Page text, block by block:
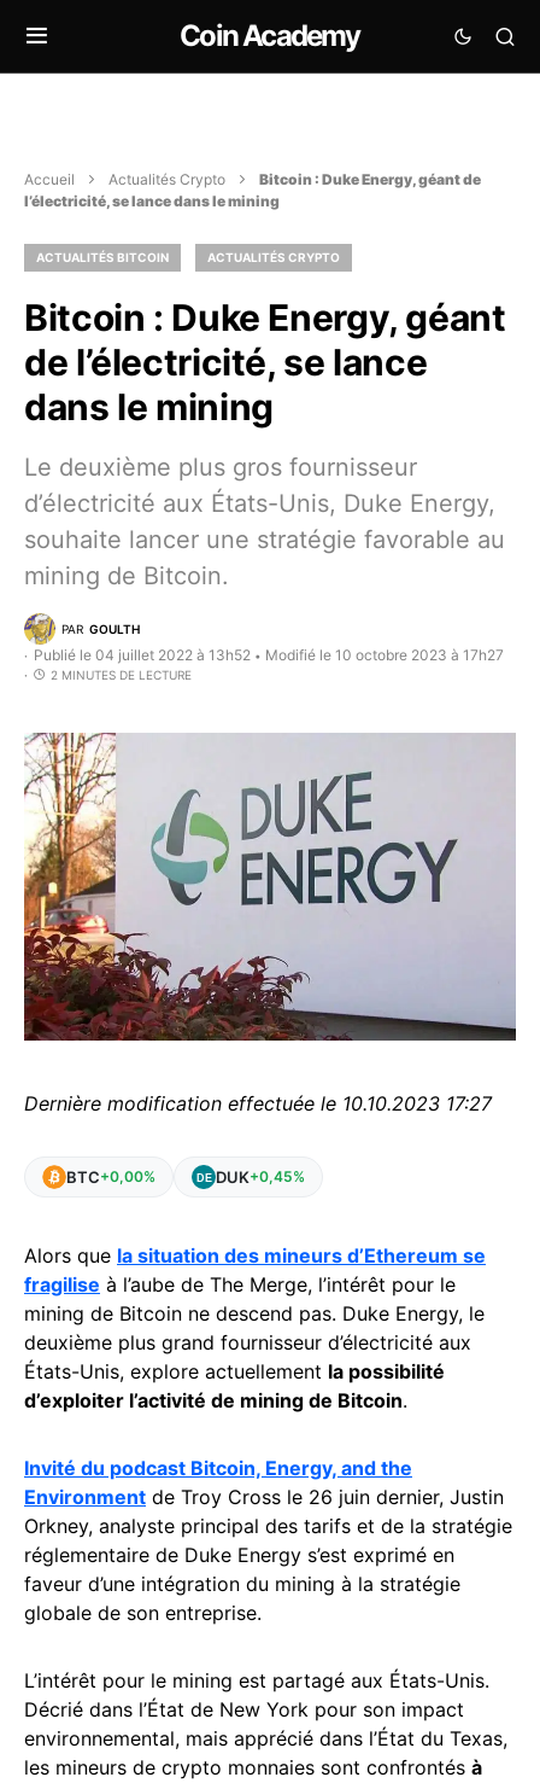
Coin Academy
Accueil Actualités Crypto
Bitcoin : Duke Energy, géant de
l’électricité, se lance dans le mining
ACTUALITÉS BITCOIN ACTUALITÉS CRYPTO
Bitcoin : Duke Energy, géant
de l’électricité, se lance
dans le mining
Le deuxième plus gros fournisseur
d’électricité aux États-Unis, Duke Energy,
souhaite lancer une stratégie favorable au
mining de Bitcoin.
PAR GOULTH
Publié le 04 juillet 2022 à 13h52 • Modifié le 10 octobre 2023 à 17h27
2 MINUTES DE LECTURE
Dernière modification effectuée le 10.10.2023 17:27
BTC+0,00% DUK+0,45%
Alors que la situation des mineurs d’Ethereum se
fragilise à l’aube de The Merge, l’intérêt pour le
mining de Bitcoin ne descend pas. Duke Energy, le
deuxième plus grand fournisseur d’électricité aux
États-Unis, explore actuellement la possibilité
d’exploiter l’activité de mining de Bitcoin.
Invité du podcast Bitcoin, Energy, and the
Environment de Troy Cross le 26 juin dernier, Justin
Orkney, analyste principal des tarifs et de la stratégie
réglementaire de Duke Energy s’est exprimé en
faveur d’une intégration du mining à la stratégie
globale de son entreprise.
L’intérêt pour le mining est partagé aux États-Unis.
Décrié dans l’État de New York pour son impact
environnemental, mais apprécié dans l’État du Texas,
les mineurs de crypto monnaies sont confrontés à